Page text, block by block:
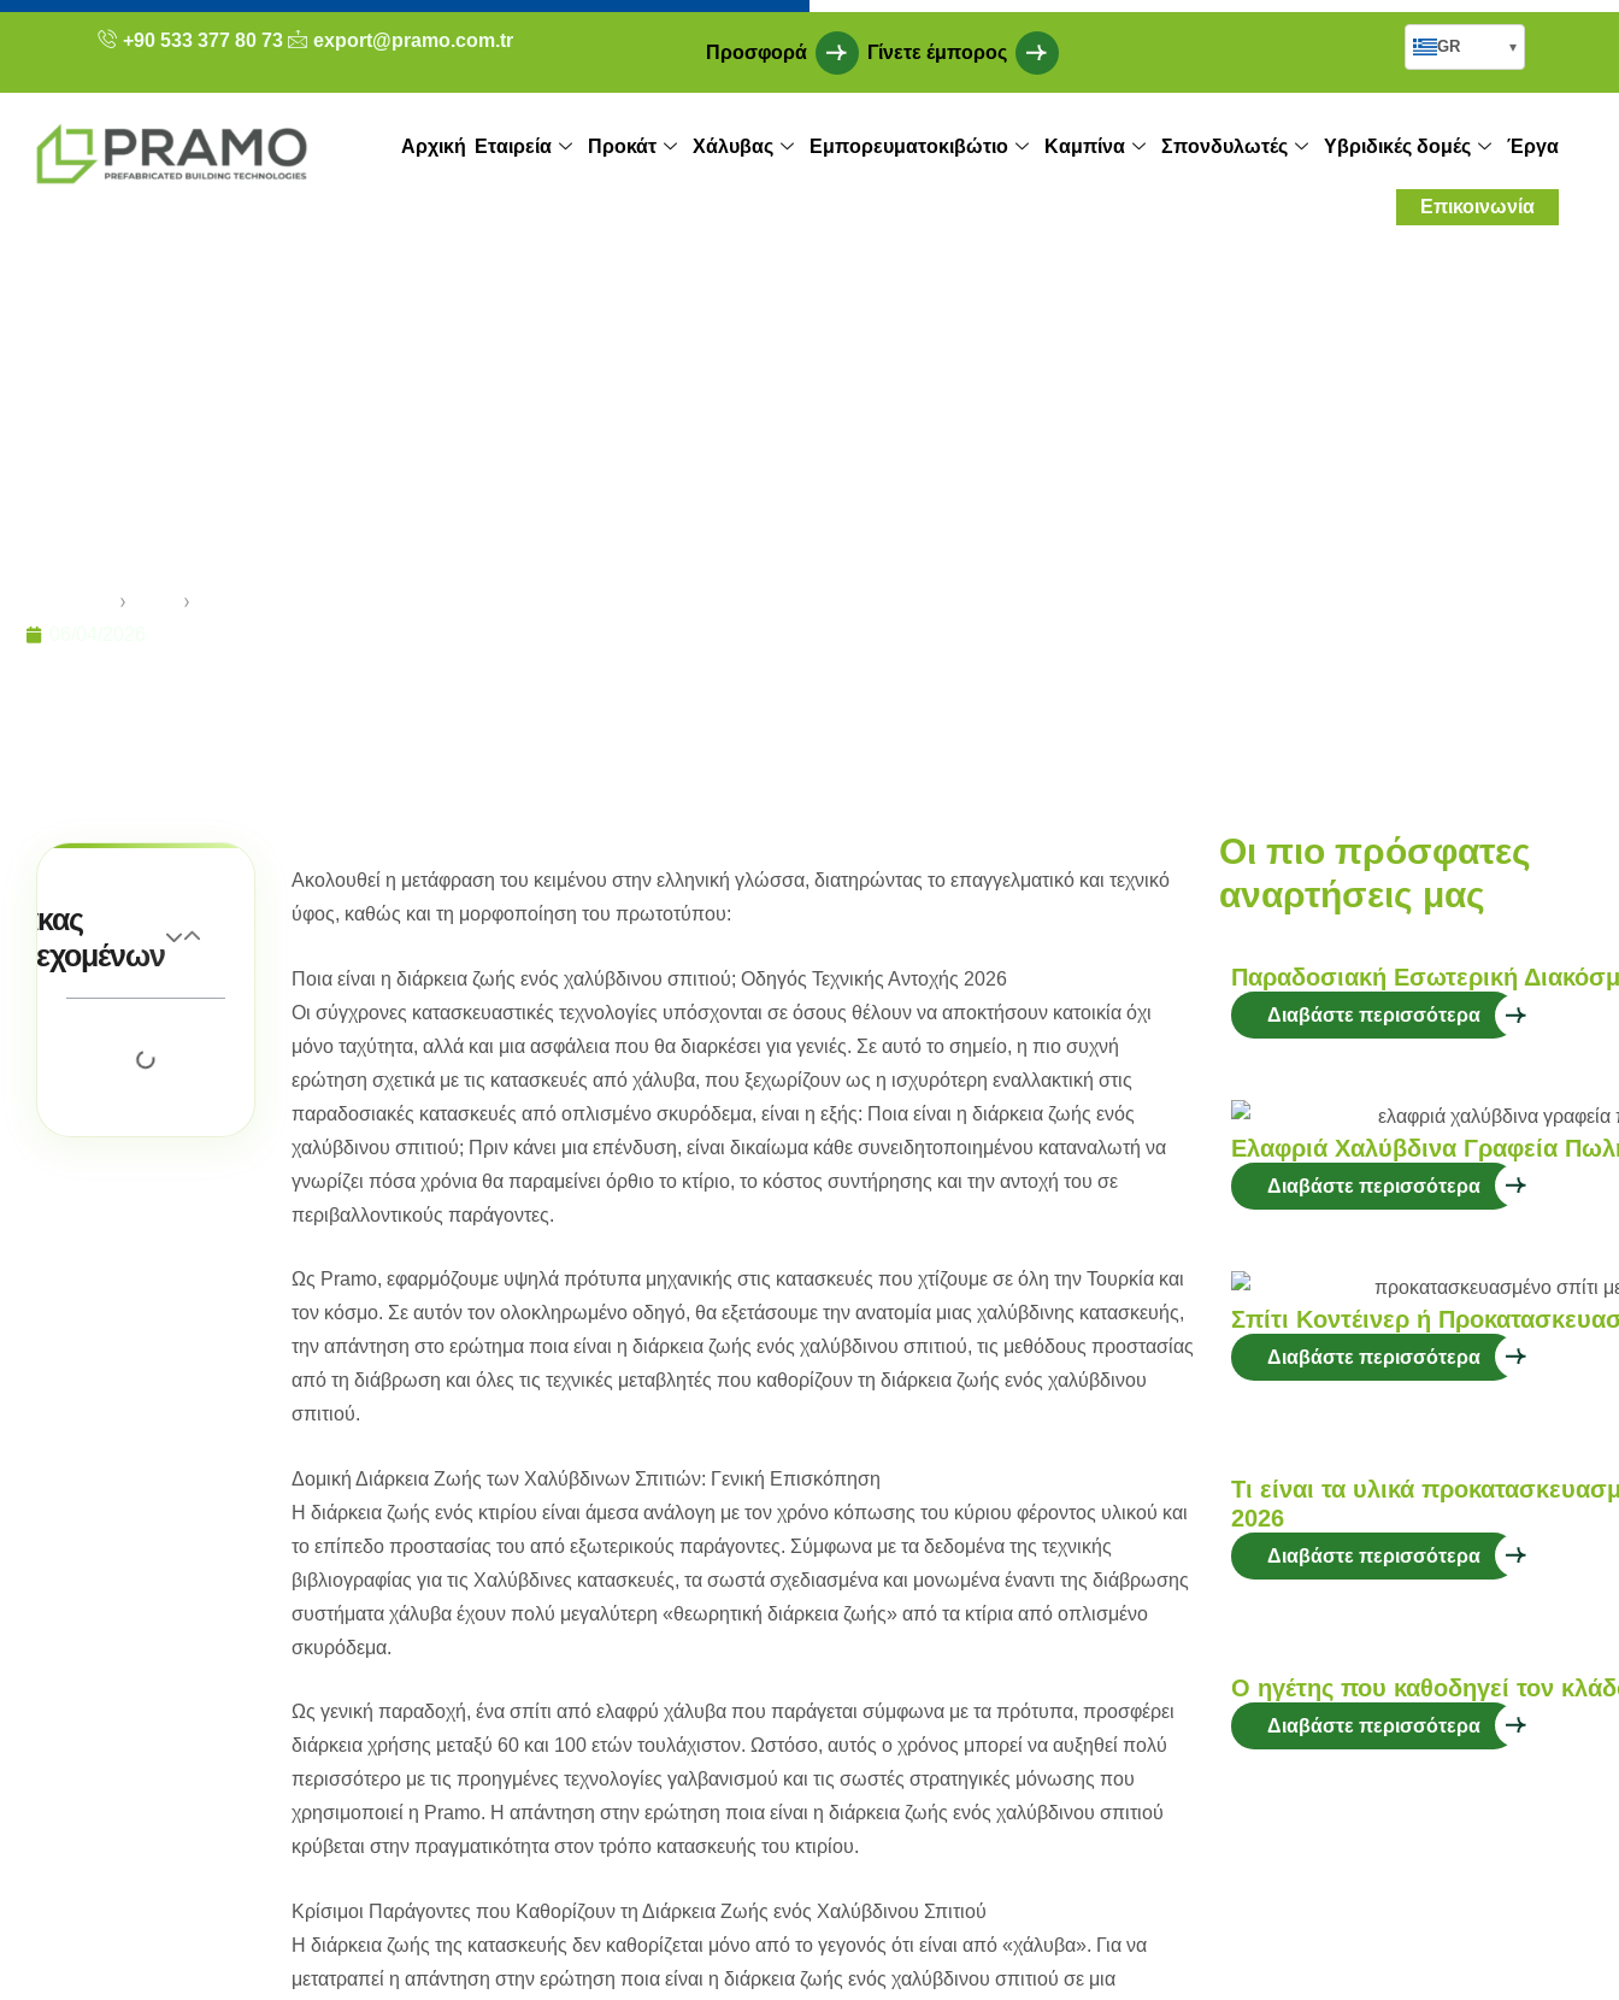
+90 533 377 80 73 export@pramo.com.tr
Προσφορά Γίνετε έμπορος GR ▾
Αρχική Εταιρεία Προκάτ Χάλυβας Εμπορευματοκιβώτιο Καμπίνα Σπονδυλωτές Υβριδικές δομές Έργα
Επικοινωνία
› ›
Ακολουθεί η μετάφραση του κειμένου στην ελληνική γλώσσα, διατηρώντας το επαγγελματικό και τεχνικό
ύφος, καθώς και τη μορφοποίηση του πρωτοτύπου:
Ποια είναι η διάρκεια ζωής ενός χαλύβδινου σπιτιού; Οδηγός Τεχνικής Αντοχής 2026
Οι σύγχρονες κατασκευαστικές τεχνολογίες υπόσχονται σε όσους θέλουν να αποκτήσουν κατοικία όχι
μόνο ταχύτητα, αλλά και μια ασφάλεια που θα διαρκέσει για γενιές. Σε αυτό το σημείο, η πιο συχνή
ερώτηση σχετικά με τις κατασκευές από χάλυβα, που ξεχωρίζουν ως η ισχυρότερη εναλλακτική στις
παραδοσιακές κατασκευές από οπλισμένο σκυρόδεμα, είναι η εξής: Ποια είναι η διάρκεια ζωής ενός
χαλύβδινου σπιτιού; Πριν κάνει μια επένδυση, είναι δικαίωμα κάθε συνειδητοποιημένου καταναλωτή να
γνωρίζει πόσα χρόνια θα παραμείνει όρθιο το κτίριο, το κόστος συντήρησης και την αντοχή του σε
περιβαλλοντικούς παράγοντες.
Ως Pramo, εφαρμόζουμε υψηλά πρότυπα μηχανικής στις κατασκευές που χτίζουμε σε όλη την Τουρκία και
τον κόσμο. Σε αυτόν τον ολοκληρωμένο οδηγό, θα εξετάσουμε την ανατομία μιας χαλύβδινης κατασκευής,
την απάντηση στο ερώτημα ποια είναι η διάρκεια ζωής ενός χαλύβδινου σπιτιού, τις μεθόδους προστασίας
από τη διάβρωση και όλες τις τεχνικές μεταβλητές που καθορίζουν τη διάρκεια ζωής ενός χαλύβδινου
σπιτιού.
Δομική Διάρκεια Ζωής των Χαλύβδινων Σπιτιών: Γενική Επισκόπηση
Η διάρκεια ζωής ενός κτιρίου είναι άμεσα ανάλογη με τον χρόνο κόπωσης του κύριου φέροντος υλικού και
το επίπεδο προστασίας του από εξωτερικούς παράγοντες. Σύμφωνα με τα δεδομένα της τεχνικής
βιβλιογραφίας για τις Χαλύβδινες κατασκευές, τα σωστά σχεδιασμένα και μονωμένα έναντι της διάβρωσης
συστήματα χάλυβα έχουν πολύ μεγαλύτερη «θεωρητική διάρκεια ζωής» από τα κτίρια από οπλισμένο
σκυρόδεμα.
Ως γενική παραδοχή, ένα σπίτι από ελαφρύ χάλυβα που παράγεται σύμφωνα με τα πρότυπα, προσφέρει
διάρκεια χρήσης μεταξύ 60 και 100 ετών τουλάχιστον. Ωστόσο, αυτός ο χρόνος μπορεί να αυξηθεί πολύ
περισσότερο με τις προηγμένες τεχνολογίες γαλβανισμού και τις σωστές στρατηγικές μόνωσης που
χρησιμοποιεί η Pramo. Η απάντηση στην ερώτηση ποια είναι η διάρκεια ζωής ενός χαλύβδινου σπιτιού
κρύβεται στην πραγματικότητα στον τρόπο κατασκευής του κτιρίου.
Κρίσιμοι Παράγοντες που Καθορίζουν τη Διάρκεια Ζωής ενός Χαλύβδινου Σπιτιού
Η διάρκεια ζωής της κατασκευής δεν καθορίζεται μόνο από το γεγονός ότι είναι από «χάλυβα». Για να
μετατραπεί η απάντηση στην ερώτηση ποια είναι η διάρκεια ζωής ενός χαλύβδινου σπιτιού σε μια
Οι πιο πρόσφατες
αναρτήσεις μας
Παραδοσιακή Εσωτερική
Διαβάστε περισσότερα
Ελαφριά Χαλύβδινα Γραφεία
Διαβάστε περισσότερα
Σπίτι Κοντέινερ ή
Διαβάστε περισσότερα
Τι είναι τα υλικά
2026
Διαβάστε περισσότερα
Ο ηγέτης που καθοδηγεί τον
Διαβάστε περισσότερα